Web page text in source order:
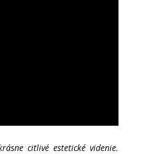
citlivé estetické videnie.